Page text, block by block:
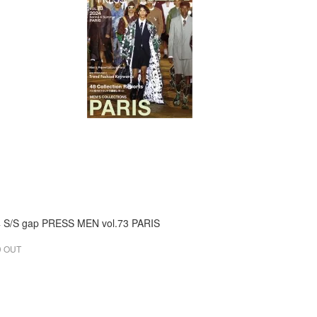
S/S gap PRESS MEN vol.73 PARIS
OUT